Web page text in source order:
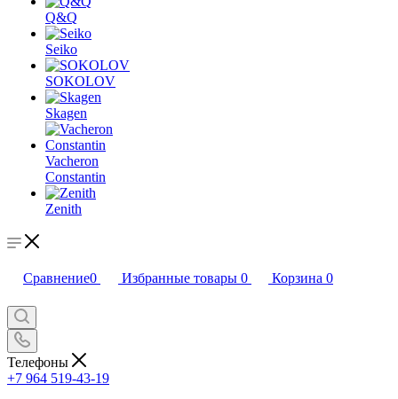
Q&Q
Seiko
SOKOLOV
Skagen
Vacheron
Constantin
Zenith
Сравнение0 Избранные товары 0 Корзина 0
Телефоны
+7 964 519-43-19